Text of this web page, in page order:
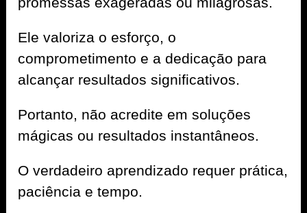
Ele valoriza o esforço, o
comprometimento e a dedicação para
alcançar resultados significativos.
Portanto, não acredite em soluções
mágicas ou resultados instantâneos.
O verdadeiro aprendizado requer prática,
paciência e tempo.